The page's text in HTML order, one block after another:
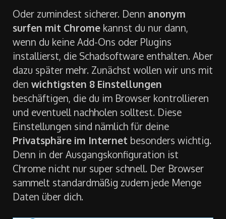
Oder zumindest sicherer. Denn anonym
surfen mit Chrome kannst du nur dann,
wenn du keine Add-Ons oder Plugins
installierst, die Schadsoftware enthalten. Aber
dazu später mehr. Zunächst wollen wir uns mit
den wichtigsten 8 Einstellungen
beschäftigen, die du im Browser kontrollieren
und eventuell nachholen solltest. Diese
Einstellungen sind nämlich für deine
Privatsphäre im Internet besonders wichtig.
Denn in der Ausgangskonfiguration ist
Chrome nicht nur super schnell. Der Browser
sammelt standardmäßig zudem jede Menge
Daten über dich.